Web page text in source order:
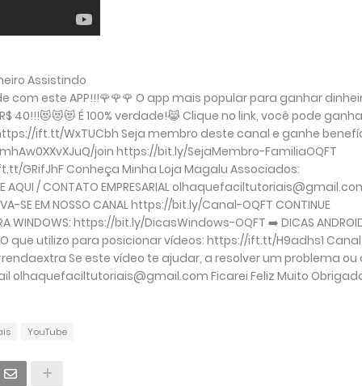
Assistindo
com este APP!!!🌹🌹🌹 O app mais popular para ganhar
40!!!😻😻😻 É 100% verdade!😹 Clique no link, você pode
ift.tt/WxTUCbh Seja membro deste canal e ganhe
join https://bit.ly/SejaMembro-FamiliaOQFT
GRifJhF Conheça Minha Loja Magalu Associados:
AQUI / CONTATO EMPRESARIAL
SE EM NOSSO CANAL https://bit.ly/Canal-OQFT CONTINUE
WINDOWS: https://bit.ly/DicasWindows-OQFT ➡️ DICAS
que utilizo para posicionar vídeos: https://ift.tt/H9adhs1 Canal
Se este vídeo te ajudar, a resolver um problema ou
olhaquefaciltutoriais@gmail.com Ficarei Feliz Muito
YouTube